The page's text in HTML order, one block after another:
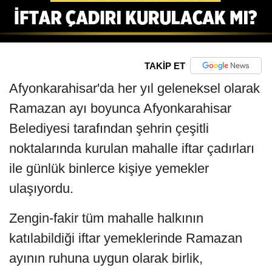
TAKİP ET
Afyonkarahisar'da her yıl geleneksel olarak
Ramazan ayı boyunca Afyonkarahisar
Belediyesi tarafından şehrin çeşitli
noktalarında kurulan mahalle iftar çadırları
ile günlük binlerce kişiye yemekler
ulaşıyordu.
Zengin-fakir tüm mahalle halkının
katılabildiği iftar yemeklerinde Ramazan
ayının ruhuna uygun olarak birlik,